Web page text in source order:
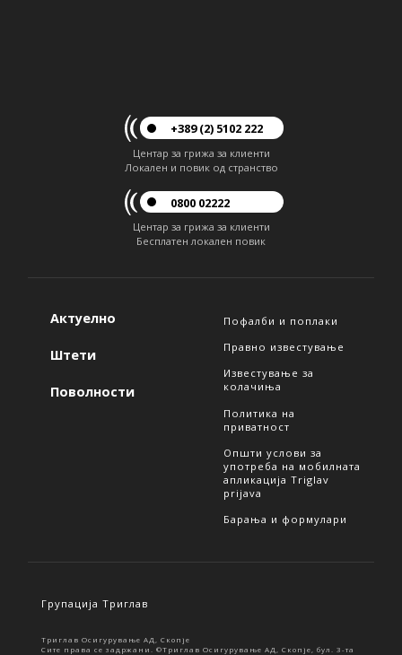
+389 (2) 5102 222
Центар за грижа за клиенти
Локален и повик од странство
0800 02222
Центар за грижа за клиенти
Бесплатен локален повик
Актуелно
Штети
Поволности
Пофалби и поплаки
Правно известување
Известување за
колачиња
Политика на
приватност
Општи услови за
употреба на мобилната
апликација Triglav
prijava
Барања и формулари
Групација Триглав
Триглав Осигурување АД, Скопје
Сите права се задржани. ©Триглав Осигурување АД, Скопје, бул. 3-та